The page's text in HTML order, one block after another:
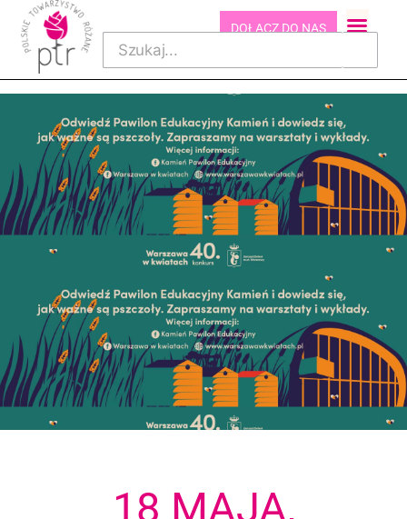
DOŁĄCZ DO NAS
18 MAJA,